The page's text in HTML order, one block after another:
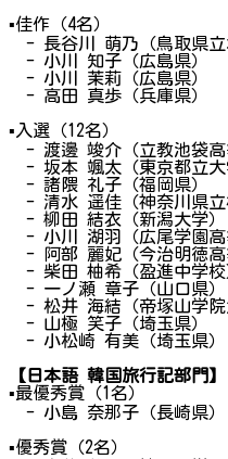
▪佳作（4名）
- 長谷川 萌乃（鳥取県立
- 小川 知子（広島県）
- 小川 茉莉（広島県）
- 高田 真歩（兵庫県）
▪入選（12名）
- 渡邊 竣介（立教池袋高
- 坂本 颯太（東京都立大
- 諸隈 礼子（福岡県）
- 清水 遥佳（神奈川県立
- 柳田 結衣（新潟大学）
- 小川 湖羽（広尾学園高
- 阿部 麗妃（今治明徳高
- 柴田 柚希（盈進中学校
- 一ノ瀬 章子（山口県）
- 松井 海結（帝塚山学院
- 山極 笑子（埼玉県）
- 小松崎 有美（埼玉県）
【日本語 韓国旅行記部門】
▪最優秀賞（1名）
- 小島 奈那子（長崎県）
▪優秀賞（2名）